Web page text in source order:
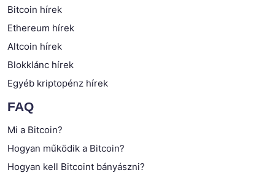
Bitcoin hírek
Ethereum hírek
Altcoin hírek
Blokklánc hírek
Egyéb kriptopénz hírek
FAQ
Mi a Bitcoin?
Hogyan működik a Bitcoin?
Hogyan kell Bitcoint bányászni?